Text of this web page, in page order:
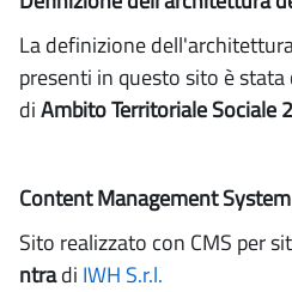
La definizione
presenti in questo sito è
diAmbito Territoriale Sociale
Content Management System
Sito realizzato con CMS per
ntradi IWH S.r.l.